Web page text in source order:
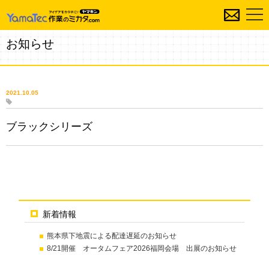
お知らせ
新着情報
熊本県下地震による配達遅延のお知らせ
8/21開催 オータムフェア2026福岡会場 出展のお知らせ
2021.10.05
ブラックシリーズ